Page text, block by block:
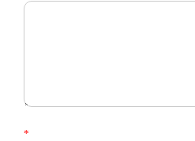
*